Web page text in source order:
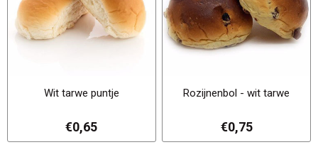
Wit tarwe puntje
€0,65
Rozijnenbol - wit tarwe
€0,75